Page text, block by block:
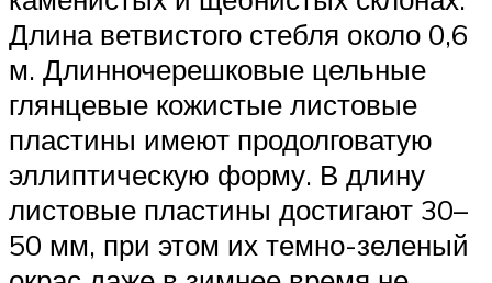
Длина ветвистого стебля около 0,6
м. Длинночерешковые цельные
глянцевые кожистые листовые
пластины имеют продолговатую
эллиптическую форму. В длину
листовые пластины достигают 30–
50 мм, при этом их темно-зеленый